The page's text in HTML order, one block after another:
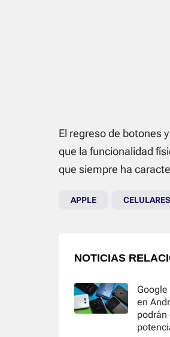
El regreso de botones
que la funcionalidad
que siempre ha
APPLE CELULARES
NOTICIAS
en
podrán